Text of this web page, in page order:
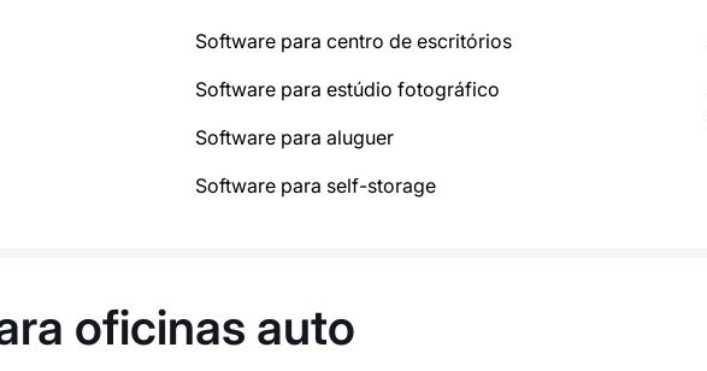
Software para centro de escritórios
Software para estúdio fotográfico
Software para aluguer
Software para self-storage
oficinas auto